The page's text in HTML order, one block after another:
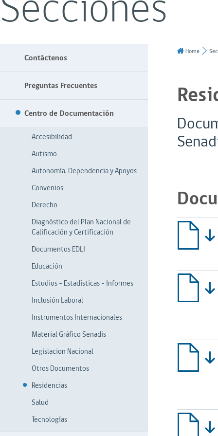
Secciones
Contáctenos
Preguntas Frecuentes
Centro de Documentación
Accesibilidad
Autismo
Autonomía, Dependencia y Apoyos
Convenios
Derecho
Diagnóstico del Plan Nacional de
Calificación y Certificación
Documentos EDLI
Educación
Estudios - Estadísticas - Informes
Inclusión Laboral
Instrumentos Internacionales
Material Gráfico Senadis
Legislacion Nacional
Otros Documentos
Residencias
Salud
Tecnologías
Home